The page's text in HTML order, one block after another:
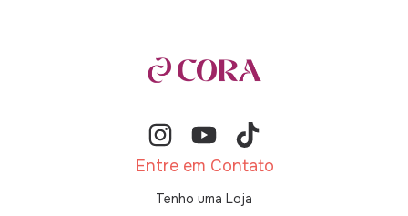
Entre em Contato
Tenho uma Loja